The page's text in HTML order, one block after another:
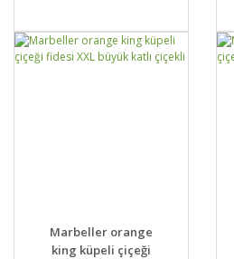
DETAYLAR
VER
Marbeller orange
king küpeli çiçeği